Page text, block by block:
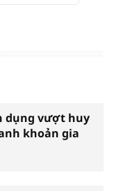
dụng vượt huy
khoản gia